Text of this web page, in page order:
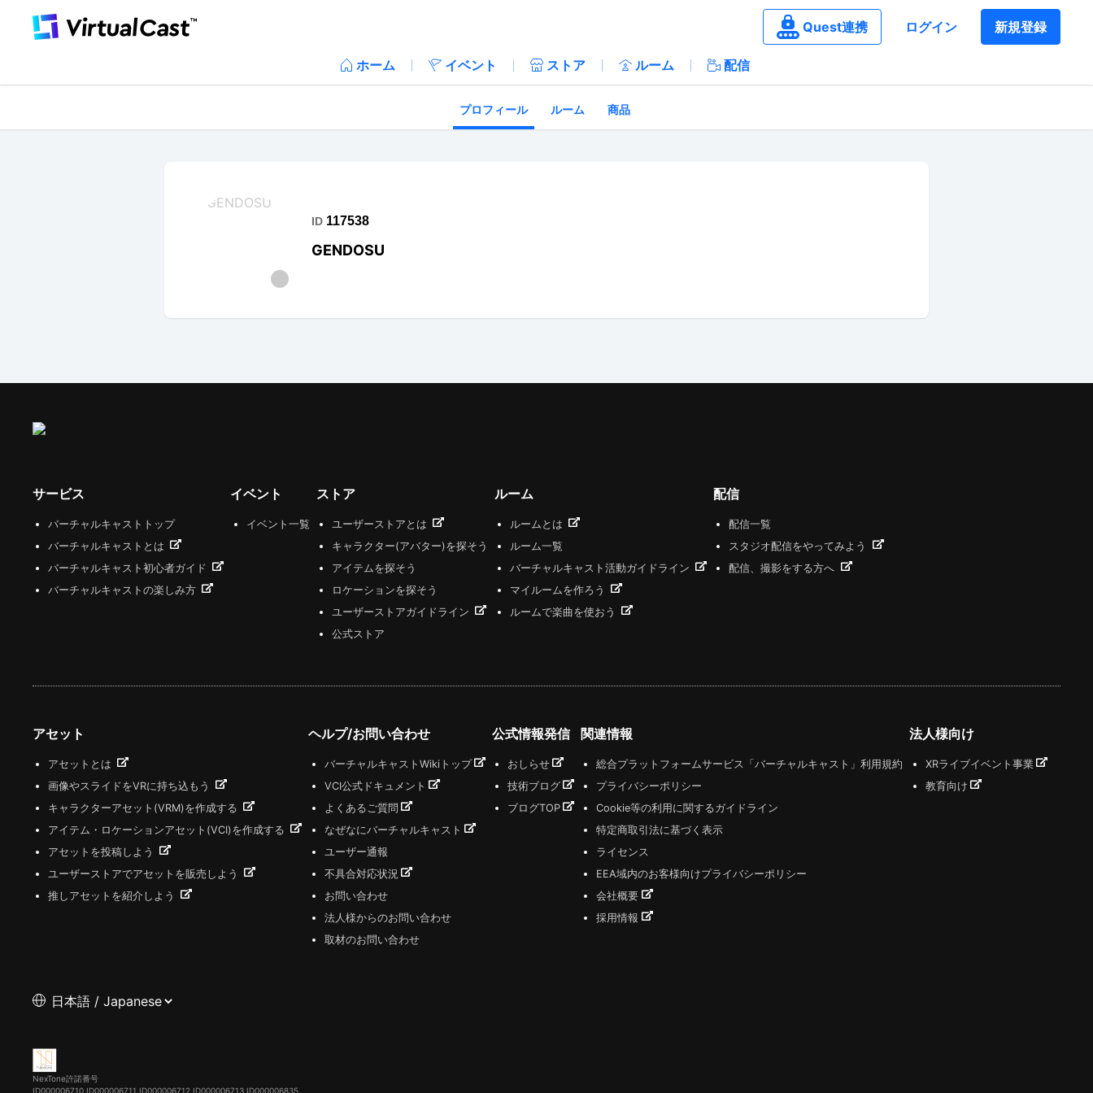
Quest連携 ログイン 新規登録
ホーム イベント ストア ルーム 配信
プロフィール ルーム 商品
ID 117538
GENDOSU
サービス
バーチャルキャストトップ
バーチャルキャストとは
バーチャルキャスト初心者ガイド
バーチャルキャストの楽しみ方
イベント
イベント一覧
ストア
ユーザーストアとは
キャラクター(アバター)を探そう
アイテムを探そう
ロケーションを探そう
ユーザーストアガイドライン
公式ストア
ルーム
ルームとは
ルーム一覧
バーチャルキャスト活動ガイドライン
マイルームを作ろう
ルームで楽曲を使おう
配信
配信一覧
スタジオ配信をやってみよう
配信、撮影をする方へ
アセット
アセットとは
画像やスライドをVRに持ち込もう
キャラクターアセット(VRM)を作成する
アイテム・ロケーションアセット(VCI)を作成する
アセットを投稿しよう
ユーザーストアでアセットを販売しよう
推しアセットを紹介しよう
ヘルプ/お問い合わせ
バーチャルキャストWikiトップ
VCI公式ドキュメント
よくあるご質問
なぜなにバーチャルキャスト
ユーザー通報
不具合対応状況
お問い合わせ
法人様からのお問い合わせ
取材のお問い合わせ
公式情報発信
おしらせ
技術ブログ
ブログTOP
関連情報
総合プラットフォームサービス「バーチャルキャスト」利用規約
プライバシーポリシー
Cookie等の利用に関するガイドライン
特定商取引法に基づく表示
ライセンス
EEA域内のお客様向けプライバシーポリシー
会社概要
採用情報
法人様向け
XRライブイベント事業
教育向け
NexTone許諾番号
ID000006710 ID000006711 ID000006712 ID000006713 ID000006835